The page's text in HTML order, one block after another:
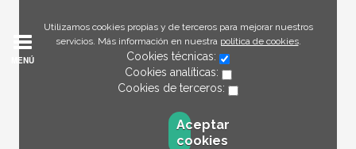
Utilizamos cookies propias y de terceros para mejorar nuestros
servicios. Más información en nuestra política de cookies.
Cookies técnicas:
Cookies analíticas:
Cookies de terceros:
Aceptar
cookies
MENÚ